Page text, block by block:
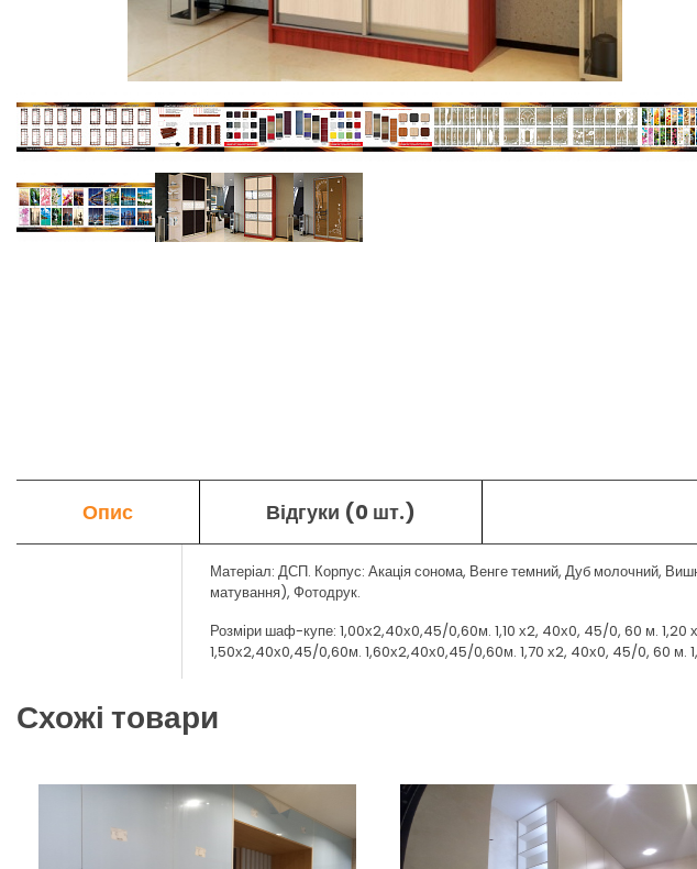
Опис Відгуки (0 шт.)
Матеріал: ДСП. Корпус: Акація сонома, Венге темний, Дуб молочний,
матування), Фотодрук.
Розміри шаф-купе: 1,00х2,40х0,45/0,60м. 1,10 х2, 40х0, 45/0, 60 м.
1,50х2,40х0,45/0,60м. 1,60х2,40х0,45/0,60м. 1,70 х2, 40х0, 45/0, 60 м.
Схожі товари